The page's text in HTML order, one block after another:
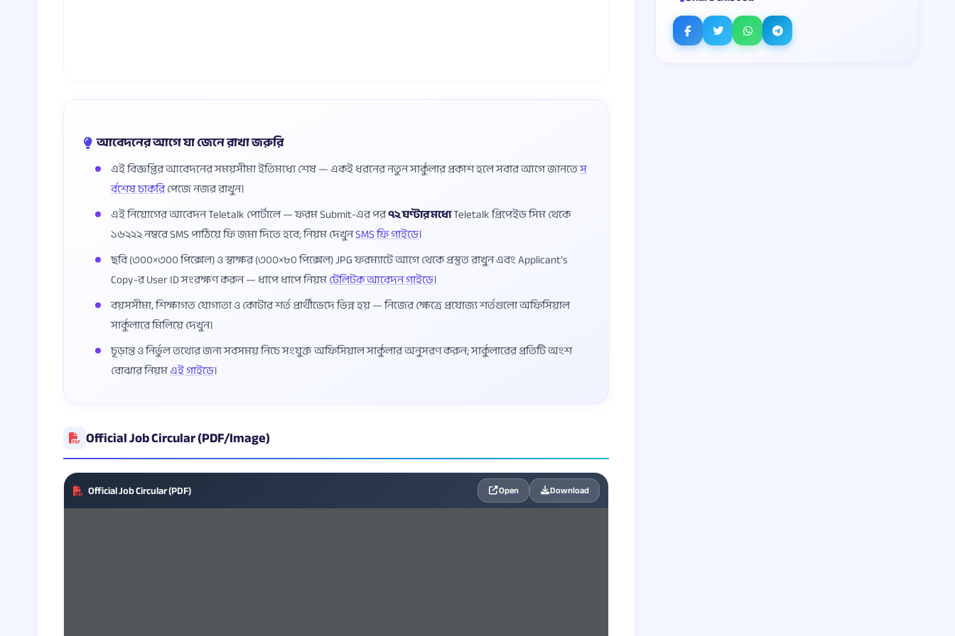
আবেদনের আগে যা জেনে রাখা জরুরি
এই বিজ্ঞপ্তির আবেদনের সময়সীমা ইতিমধ্যে শেষ — একই ধরনের নতুন সার্কুলার প্রকাশ হলে সবার আগে জানতেস
র্বশেষ চাকরিপেজে নজর রাখুন।
এই নিয়োগের আবেদন Teletalk পোর্টালে — ফরম Submit-এর পর৭২ ঘণ্টার মধ্যেTeletalk প্রিপেইড সিম থেকে
১৬২২২ নম্বরে SMS পাঠিয়ে ফি জমা দিতে হবে; নিয়ম দেখুনSMS ফি গাইডে।
ছবি (৩০০×৩০০ পিক্সেল) ও স্বাক্ষর (৩০০×৮০ পিক্সেল) JPG ফরম্যাটে আগে থেকে প্রস্তুত রাখুন এবং Applicant’s
Copy-র User ID সংরক্ষণ করুন — ধাপে ধাপে নিয়মটেলিটক আবেদন গাইডে।
বয়সসীমা, শিক্ষাগত যোগ্যতা ও কোটার শর্ত প্রার্থীভেদে ভিন্ন হয় — নিজের ক্ষেত্রে প্রযোজ্য শর্তগুলো অফিসিয়াল
সার্কুলারে মিলিয়ে দেখুন।
চূড়ান্ত ও নির্ভুল তথ্যের জন্য সবসময় নিচে সংযুক্ত অফিসিয়াল সার্কুলার অনুসরণ করুন; সার্কুলারের প্রতিটি অংশ
বোঝার নিয়মএই গাইডে।
Official Job Circular (PDF/Image)
Official Job Circular (PDF) Open Download